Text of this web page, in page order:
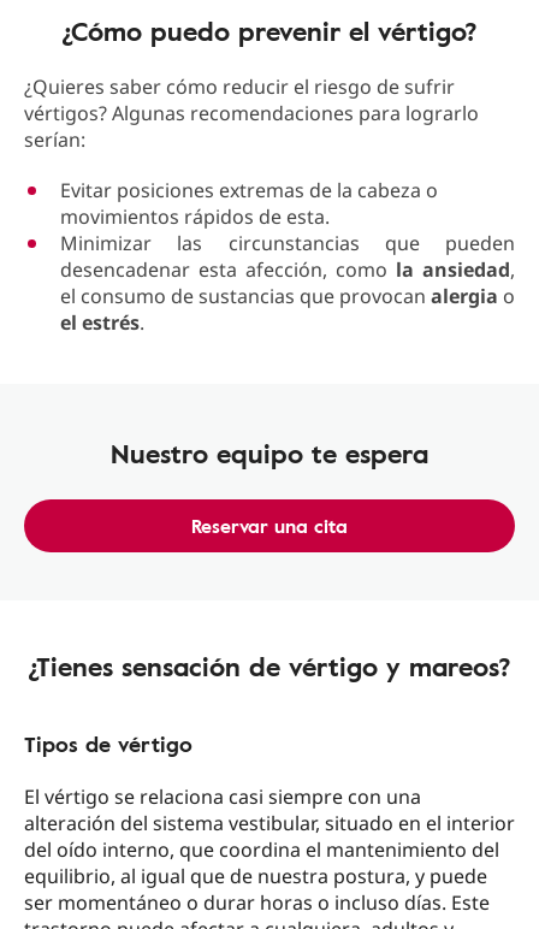
¿Cómo puedo prevenir el vértigo?
¿Quieres saber cómo reducir el riesgo de sufrir
vértigos? Algunas recomendaciones para lograrlo
serían:
Evitar posiciones extremas de la cabeza o
movimientos rápidos de esta.
Minimizar las circunstancias que pueden
desencadenar esta afección, como la ansiedad,
el consumo de sustancias que provocan alergia o
el estrés.
Nuestro equipo te espera
Reservar una cita
¿Tienes sensación de vértigo y mareos?
Tipos de vértigo
El vértigo se relaciona casi siempre con una
alteración del sistema vestibular, situado en el interior
del oído interno, que coordina el mantenimiento del
equilibrio, al igual que de nuestra postura, y puede
ser momentáneo o durar horas o incluso días. Este